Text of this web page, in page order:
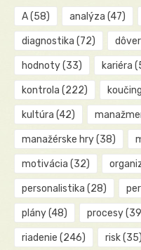
A(58) analýza (47)
diagnostika (72)
hodnoty(33) kariéra
kontrola (222) koučing
kultúra (42)
manažérske hry(38)
motivácia (32)
personalistika (28)
plány(48) procesy
riadenie (246) risk(35)